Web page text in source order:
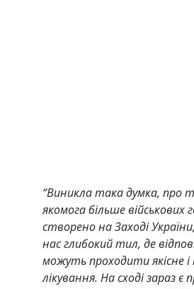
“Виникла така думка, про
якомога більше військових
створено на Заході
нас глибокий тил, де
можуть проходити якісне і
лікування. На сході зараз